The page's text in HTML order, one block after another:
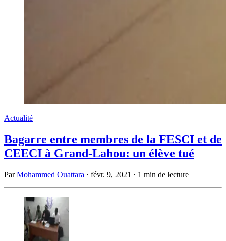
Actualité
Bagarre entre membres de la FESCI et de
CEECI à Grand-Lahou: un élève tué
ParMohammed Ouattara · févr. 9, 2021 · 1 min de lecture